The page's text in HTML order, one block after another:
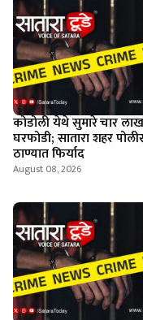
कोडोली येथे सुमारे चार
घरफोडी; सातारा शहर
ठाण्यात फिर्याद
August 08, 2026